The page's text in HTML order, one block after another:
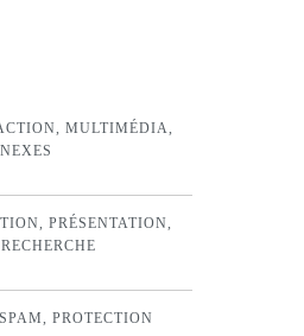
MULTIMÉDIA,
PRÉSENTATION,
PROTECTION